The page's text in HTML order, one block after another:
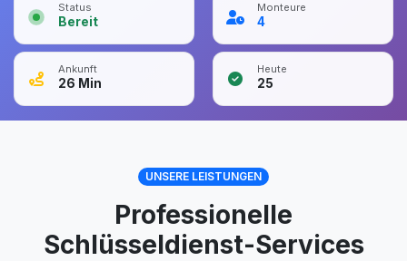
Status
Bereit
Monteure
4
Ankunft
26 Min
Heute
25
UNSERE LEISTUNGEN
Professionelle
Schlüsseldienst-Services